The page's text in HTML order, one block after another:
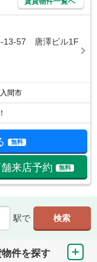
13-57 唐澤ビル1F
間市
無料
舗来店予約 無料
駅で
件を探す